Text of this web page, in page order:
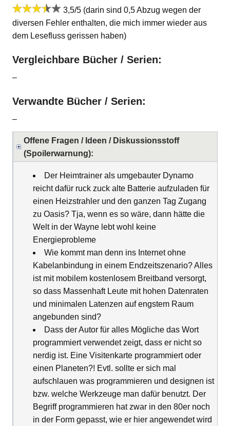
3,5/5 (darin sind 0,5 Abzug wegen der
diversen Fehler enthalten, die mich immer wieder aus
dem Lesefluss gerissen haben)
Vergleichbare Bücher / Serien:
–
Verwandte Bücher / Serien:
–
Offene Fragen / Ideen / Diskussionsstoff
(Spoilerwarnung):
Der Heimtrainer als umgebauter Dynamo
reicht dafür ruck zuck alte Batterie aufzuladen für
einen Heizstrahler und den ganzen Tag Zugang
zu Oasis? Tja, wenn es so wäre, dann hätte die
Welt in der Wayne lebt wohl keine
Energieprobleme
Wie kommt man denn ins Internet ohne
Kabelanbindung in einem Endzeitszenario? Alles
ist mit mobilem kostenlosem Breitband versorgt,
so dass Massenhaft Leute mit hohen Datenraten
und minimalen Latenzen auf engstem Raum
angebunden sind?
Dass der Autor für alles Mögliche das Wort
programmiert verwendet zeigt, dass er nicht so
nerdig ist. Eine Visitenkarte programmiert oder
einen Planeten?! Evtl. sollte er sich mal
aufschlauen was programmieren und designen ist
bzw. welche Werkzeuge man dafür benutzt. Der
Begriff programmieren hat zwar in den 80er noch
in der Form gepasst, wie er hier angewendet wird